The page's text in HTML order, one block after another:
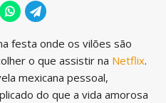
festa onde os vilões são
o que assistir na Netflix.
mexicana pessoal,
do que a vida amorosa